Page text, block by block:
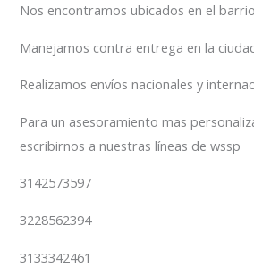
Nos encontramos ubicados en el
Manejamos contra entrega en la
Realizamos envíos nacionales y
Para un asesoramiento mas
escribirnos a nuestras líneas de wssp
3142573597
3228562394
3133342461